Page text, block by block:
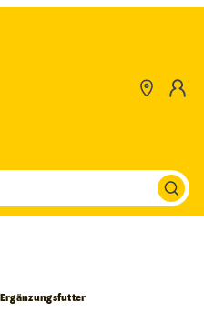
Ergänzungsfutter